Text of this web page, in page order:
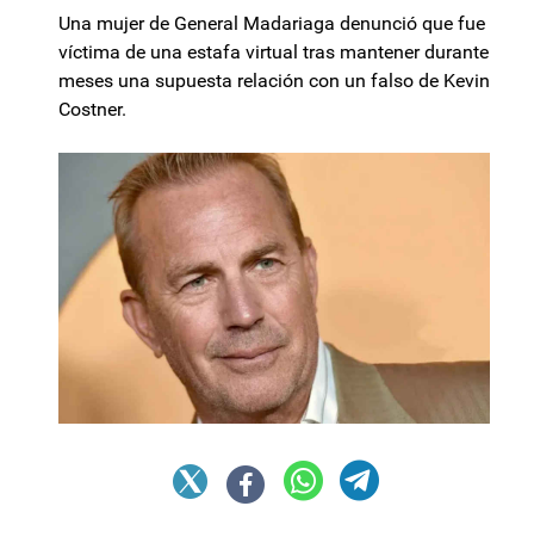
Una mujer de General Madariaga denunció que fue
víctima de una estafa virtual tras mantener durante
meses una supuesta relación con un falso de Kevin
Costner.